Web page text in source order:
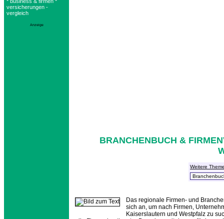
versicherungen -
vergleich
Anzeige
BRANCHENBUCH &
Weitere
Das regionale Firmen- und
sich an, um nach Firmen,
Kaiserslautern und Westpfalz zu